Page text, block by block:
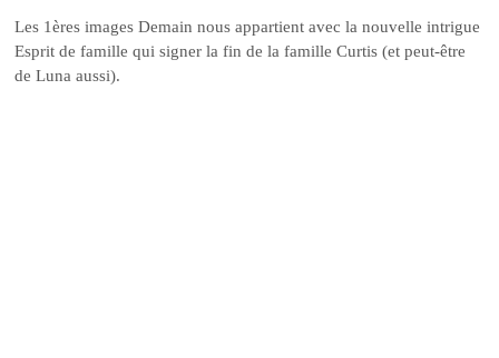
Les 1ères images Demain nous appartient avec la nouvelle intrigue
Esprit de famille qui signer la fin de la famille Curtis (et peut-être
de Luna aussi).